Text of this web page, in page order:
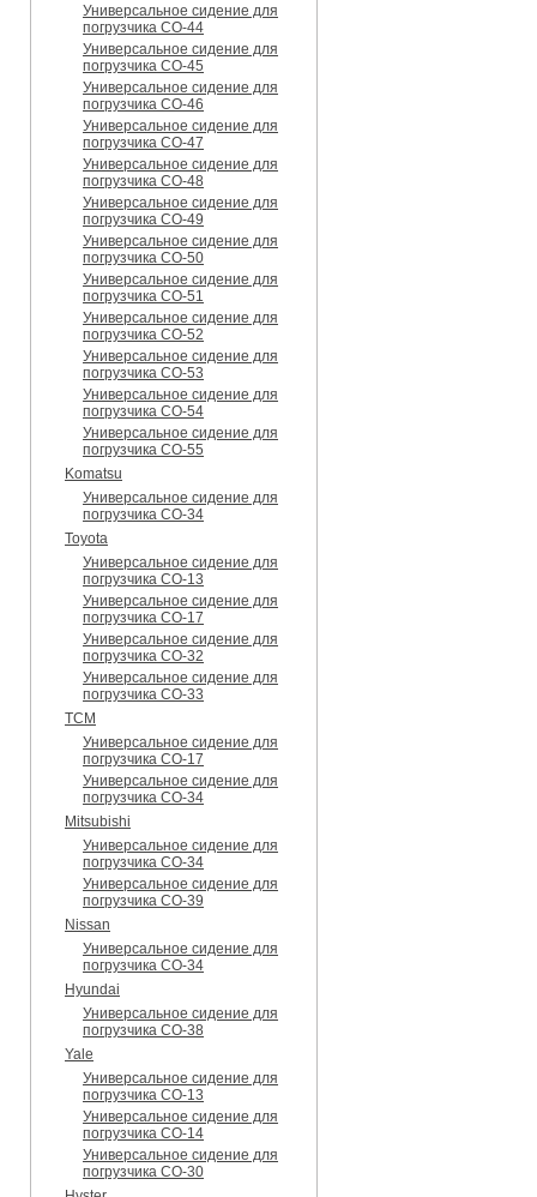
Универсальное сидение для
погрузчика CO-44
Универсальное сидение для
погрузчика CO-45
Универсальное сидение для
погрузчика CO-46
Универсальное сидение для
погрузчика CO-47
Универсальное сидение для
погрузчика CO-48
Универсальное сидение для
погрузчика CO-49
Универсальное сидение для
погрузчика CO-50
Универсальное сидение для
погрузчика CO-51
Универсальное сидение для
погрузчика CO-52
Универсальное сидение для
погрузчика CO-53
Универсальное сидение для
погрузчика CO-54
Универсальное сидение для
погрузчика CO-55
Komatsu
Универсальное сидение для
погрузчика CO-34
Toyota
Универсальное сидение для
погрузчика CO-13
Универсальное сидение для
погрузчика CO-17
Универсальное сидение для
погрузчика CO-32
Универсальное сидение для
погрузчика CO-33
TCM
Универсальное сидение для
погрузчика CO-17
Универсальное сидение для
погрузчика CO-34
Mitsubishi
Универсальное сидение для
погрузчика CO-34
Универсальное сидение для
погрузчика CO-39
Nissan
Универсальное сидение для
погрузчика CO-34
Hyundai
Универсальное сидение для
погрузчика CO-38
Yale
Универсальное сидение для
погрузчика CO-13
Универсальное сидение для
погрузчика CO-14
Универсальное сидение для
погрузчика CO-30